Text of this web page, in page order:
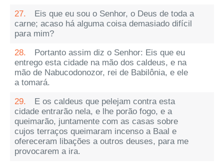
27.
Eis que eu sou o Senhor, o Deus de toda a
carne; acaso há alguma coisa demasiado difícil
para mim?
28.
Portanto assim diz o Senhor: Eis que eu
entrego esta cidade na mão dos caldeus, e na
mão de Nabucodonozor, rei de Babilônia, e ele
a tomará.
29.
E os caldeus que pelejam contra esta
cidade entrarão nela, e lhe porão fogo, e a
queimarão, juntamente com as casas sobre
cujos terraços queimaram incenso a Baal e
ofereceram libações a outros deuses, para me
provocarem a ira.